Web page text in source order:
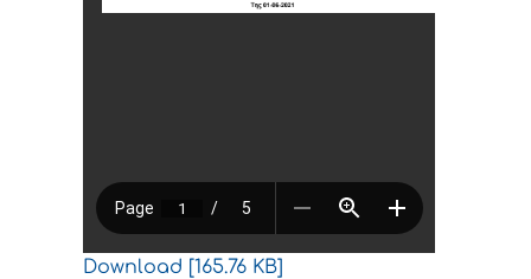
Download [165.76 KB]